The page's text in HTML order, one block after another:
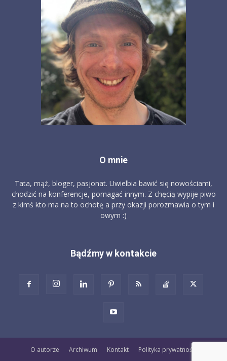
O mnie
Tata, mąż, bloger, pasjonat. Uwielbia bawić się nowościami,
chodzić na konferencje, pomagać innym. Z chęcią wypije piwo
z kimś kto ma na to ochotę a przy okazji porozmawia o tym i
owym :)
Bądźmy w kontakcie
O autorze Archiwum Kontakt Polityka prywatności